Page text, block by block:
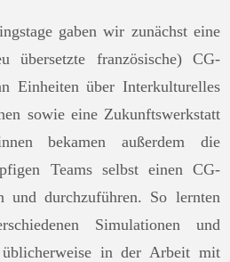
gaben wir zunächst eine
übersetzte französische) CG-
Einheiten über Interkulturelles
sowie eine Zukunftswerkstatt
bekamen außerdem die
Teams selbst einen CG-
und durchzuführen. So lernten
Simulationen und
in der Arbeit mit